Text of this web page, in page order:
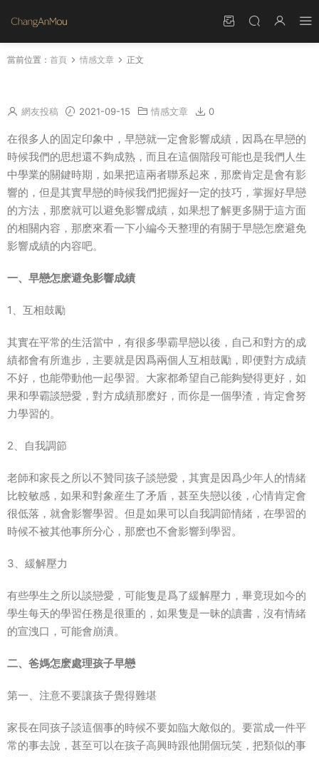
當前位置： 首頁 情感文章 正文
網友投稿 2021-09-15 情感文章 0
在很多人的固定印象中，早戀就一定會影響成績，因爲在早戀的
時候我們的思想還不夠成熟，而且在這個階段可能也是我們人生
中學業的關鍵時期，如果把這兩者聯系起來，那麽肯定是會有影
響的，但是其實早戀的時候我們把握好一定的技巧，掌握好早戀
的方法，那麽就可以避免影響成績，如果想了解更多關于這方面
的相關内容，那麽來看一下小編今天整理的有關于早戀怎麽避免
影響成績的内容吧。
一、早戀怎麽避免影響成績
1、互相鼓勵
其實在平常的生活當中，有很多學霸早戀以後，自己和對方的成
績都會有所進步，主要就是因爲兩個人互相鼓勵，即便對方成績
不好，也能帶動他一起學習。大家都希望自己能夠變得更好，如
果和學霸談戀愛，對方成績那麽好，而你是一個學渣，肯定會努
力學習的。
2、自我調節
老師和家長之所以不贊同孩子談戀愛，其實是因爲少年人的情緒
比較敏感，如果和對象産生了矛盾，甚至失戀以後，心情肯定會
很低落，就會影響學習。但是如果可以自我調節情緒，在學習的
時候不被其他事所分心，那麽也不會影響到學習。
3、緩解壓力
有些學生之所以談戀愛，可能隻是爲了緩解壓力，畢竟現如今的
學生每天的學習任務是很重的，如果隻是一昧的讀書，沒有情緒
的宣洩口，可能會崩潰。
二、爸媽怎麽處理孩子早戀
第一、注意不要讓孩子覺得難堪
家長在同孩子談這個事的時候不要如臨大敵似的。要當成一件平
常的事去說，甚至可以在孩子高興時跟他開個玩笑，把類似的事